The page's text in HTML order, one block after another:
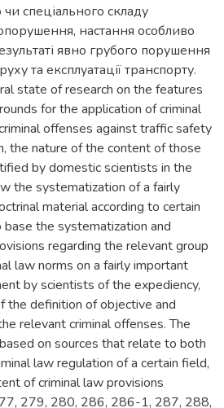
спеціального складу
настання особливо
явно грубого порушення
та експлуатації транспорту.
state of research on the features
for the application of criminal
offenses against traffic safety
the nature of the content of those
by domestic scientists in the
the systematization of a fairly
material according to certain
the systematization and
regarding the relevant group
law norms on a fairly important
by scientists of the expediency,
the definition of objective and
relevant criminal offenses. The
on sources that relate to both
law regulation of a certain field,
of criminal law provisions
279, 280, 286, 286-1, 287, 288,